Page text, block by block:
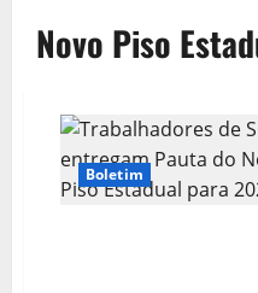
Novo Piso
Boletim